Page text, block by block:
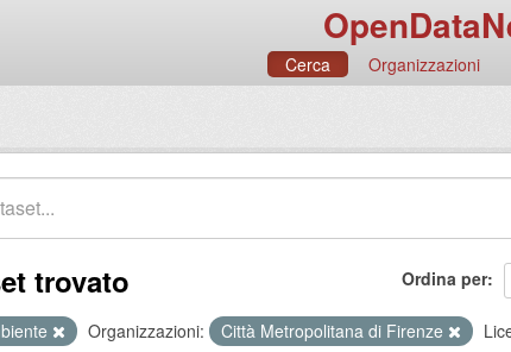
Cerca Organizzazioni
Ordina per
trovato
Organizzazioni: Città Metropolitana di Firenze